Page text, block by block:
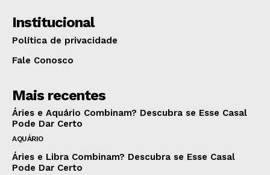
Institucional
Política de privacidade
Fale Conosco
Mais recentes
Áries e Aquário Combinam? Descubra se Esse Casal
Pode Dar Certo
AQUÁRIO
Áries e Libra Combinam? Descubra se Esse Casal
Pode Dar Certo